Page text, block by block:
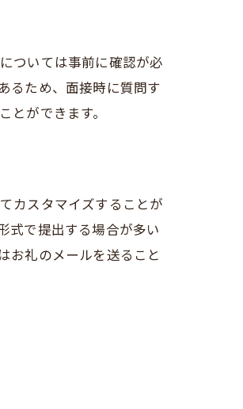
ついては事前に確認が必
るため、面接時に質問す
とができます。
カスタマイズすることが
式で提出する場合が多い
お礼のメールを送ること